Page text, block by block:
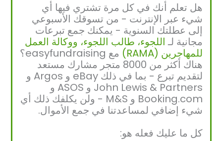
هل تعلم أنك في كل مرة تشتري فيها أي
شيء عبر الإنترنت - من تسوقك الأسبوعي
إلى عطلتك السنوية - يمكنك جمع تبرعات
مجانية لـ اللجوء، طالب اللجوء، ووكالة العمل
للمهاجرين (RAMA)
مع easyfundraising؟
هناك أكثر من 8000 متجر مشارك مستعد
لتقديم تبرع - بما في ذلك eBay و Argos و
John Lewis & Partners و ASOS و
Booking.com و M&S - ولن يكلفك ذلك أي
شيء إضافي لمساعدتنا في جمع الأموال.
كل ما عليك فعله هو: